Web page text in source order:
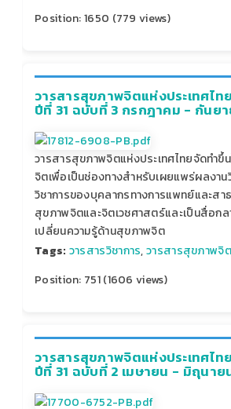
Position:1650 (779 views)
วารสารสุขภาพจิตแห่งประเทศไทย
ปีที่ 31 ฉบับที่ 3 กรกฎาคม - กันย
วารสารสุขภาพจิตแห่งประเทศไทยจัดทำขึ้
จิตเพื่อเป็นช่องทางสำหรับเผยแพร่ผลงา
วิชาการของบุคลากรทางการแพทย์และส
สุขภาพจิตและจิตเวชศาสตร์และเป็นสื่อกล
เปลี่ยนความรู้ด้านสุขภาพจิต
Tags: วารสารวิชาการ,วารสารสุขภาพจิ
Position: 751(1606 views)
วารสารสุขภาพจิตแห่งประเทศไทย
ปีที่ 31 ฉบับที่ 2 เมษายน - มิถุนาย